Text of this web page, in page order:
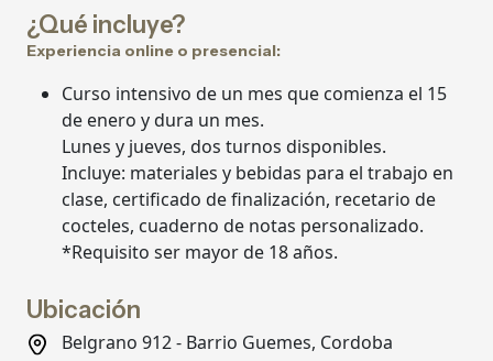
¿Qué incluye?
Experiencia online o presencial:
Curso intensivo de un mes que comienza el 15
de enero y dura un mes.
Lunes y jueves, dos turnos disponibles.
Incluye: materiales y bebidas para el trabajo en
clase, certificado de finalización, recetario de
cocteles, cuaderno de notas personalizado.
*Requisito ser mayor de 18 años.
Ubicación
Belgrano 912 - Barrio Guemes, Cordoba